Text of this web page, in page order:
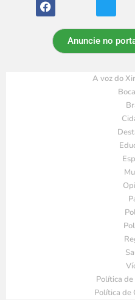
Anuncie no
A voz do
Política
Política de